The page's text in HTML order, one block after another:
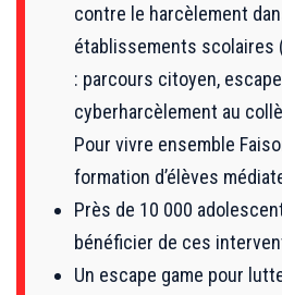
contre le harcèlement
établissements scolaires
: parcours citoyen,
cyberharcèlement au
Pour vivre ensemble
formation d’élèves
Près de 10 000
bénéficier de ces
Un escape game pour